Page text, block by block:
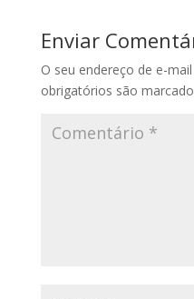
Enviar
O seu endereço de e-
obrigatórios são